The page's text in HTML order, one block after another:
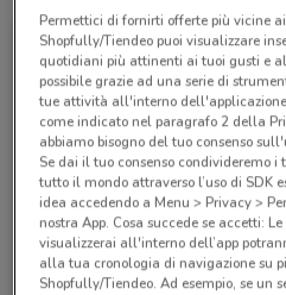
PosteMobile
Permettici di fornirti offerte più vicine
Shopfully/Tiendeo puoi visualizzare
quotidiani più attinenti ai tuoi gusti e
possibile grazie ad una serie di
tue attività all'interno
come indicato nel paragrafo 2 della
abbiamo bisogno del tuo consenso
Se dai il tuo consenso condivideremo
tutto il mondo attraverso l’uso di SDK
idea accedendo a Menu > Privacy >
nostra App. Cosa succede se accetti:
visualizzerai all'interno dell’app
alla tua cronologia di navigazione su
Shopfully/Tiendeo. Ad esempio, se un